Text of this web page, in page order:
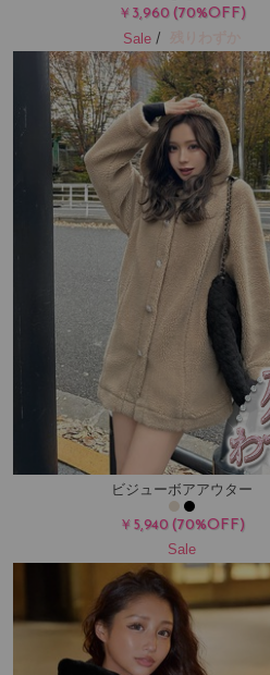
￥3,960(70%OFF)
Sale /
ビジューボアアウター
￥5,940(70%OFF)
Sale